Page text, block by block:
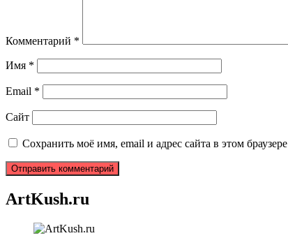
Комментарий *
Имя *
Email *
Сайт
Сохранить моё имя, email и адрес сайта в этом
ArtKush.ru